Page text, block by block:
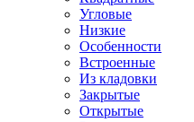
Угловые
Низкие
Особенности
Встроенные
Из кладовки
Закрытые
Открытые